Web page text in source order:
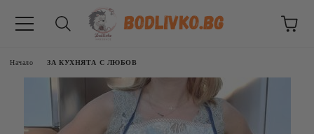
Начало ЗА КУХНЯТА С ЛЮБОВ